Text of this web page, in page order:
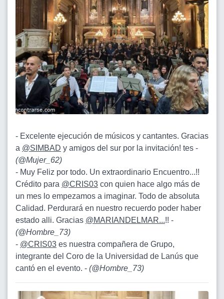
- Excelente ejecución de músicos y cantantes. Gracias
a @SIMBAD y amigos del sur por la invitación! tes -
(@Mujer_62)
- Muy Feliz por todo. Un extraordinario Encuentro...!!
Crédito para @CRIS03 con quien hace algo más de
un mes lo empezamos a imaginar. Todo de absoluta
Calidad. Perdurará en nuestro recuerdo poder haber
estado alli. Gracias @MARIANDELMAR...!! -
(@Hombre_73)
- @CRIS03 es nuestra compañera de Grupo,
integrante del Coro de la Universidad de Lanús que
cantó en el evento. - (@Hombre_73)